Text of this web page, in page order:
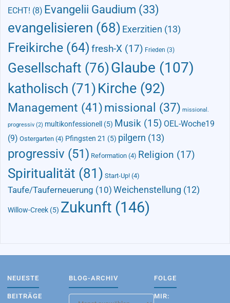
ECHT! (8) Evangelii Gaudium (33)
evangelisieren (68) Exerzitien (13)
Freikirche (64) fresh-X (17) Frieden (3)
Gesellschaft (76)Glaube (107)
katholisch (71) Kirche (92)
Management (41)missional (37) missional.
progressiv (2) multikonfessionell (5) Musik (15) OEL-Woche19
(9) Ostergarten (4) Pfingsten 21 (5) pilgern (13)
progressiv (51) Reformation (4) Religion (17)
Spiritualität (81) Start-Up! (4)
Taufe/Tauferneuerung (10) Weichenstellung (12)
Willow-Creek (5) Zukunft (146)
NEUESTE
BEITRÄGE
BLOG-ARCHIV FOLGE
MIR: